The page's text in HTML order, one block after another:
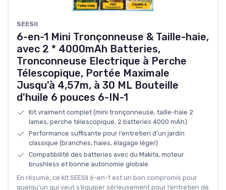
SEESII
6-en-1 Mini Tronçonneuse & Taille-haie,
avec 2 * 4000mAh Batteries,
Tronconneuse Electrique à Perche
Télescopique, Portée Maximale
Jusqu'à 4,57m, à 30 ML Bouteille
d'huile 6 pouces 6-IN-1
Kit vraiment complet (mini tronçonneuse, taille-haie 2
lames, perche télescopique, 2 batteries 4000 mAh)
Performance suffisante pour l’entretien d’un jardin
classique (branches, haies, élagage léger)
Compatibilité des batteries avec du Makita, moteur
brushless et bonne autonomie globale
En résumé, ce kit SEESII 6-en-1 est un bon compromis pour
quelqu’un qui veut s’équiper sérieusement pour l’entretien de